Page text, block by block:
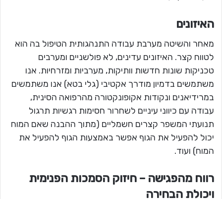
האיזונים
מאחר והשיטה מערבת עבודה התנהגותית הטיפול בה הוא
לטווח קצר. האיזונים עדינים, לא פולשניים ומערבים
טכניקות שונות חדשות וותיקות, מערביות ומזרחיות. אנו
משתמשים בדמיון מודרך אקטיבי (גלי בטא) אנו משתמשים
במרידיאנים ונקודות אקופונקטורה מהרפואה הסינית,
עבודה עם כיווני עיניים לשחרור חסימות רגשיות תרגול
תנועתי המשפר קצרים חשמליים (מתוך ההבנה שאם המוח
יכול להפעיל את הגוף אפשר באמצעות הגוף להפעיל את
המוח) ועוד.
רווח מהפגישה – חיזוק הסמכות הפנימית
ויכולת הבחירה